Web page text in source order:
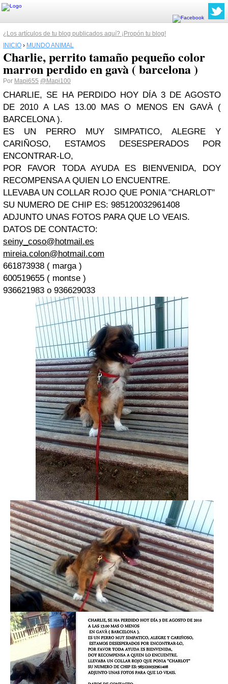
¿Los artículos de tu blog publicados aquí? ¡Propón tu blog!
INICIO › MUNDO ANIMAL
Charlie, perrito tamaño pequeño color
Por Mapi655 @Mapi100
CHARLIE, SE HA PERDIDO HOY DÍA 3 DE AGOSTO
DE 2010 A LAS 13.00 MAS O MENOS EN GAVÀ (
BARCELONA ).
ES UN PERRO MUY SIMPATICO, ALEGRE Y
CARIÑOSO, ESTAMOS DESESPERADOS POR
ENCONTRAR-LO,
POR FAVOR TODA AYUDA ES BIENVENIDA, DOY
RECOMPENSA A QUIEN LO ENCUENTRE.
LLEVABA UN COLLAR ROJO QUE PONIA "CHARLOT"
SU NUMERO DE CHIP ES: 985120032961408
ADJUNTO UNAS FOTOS PARA QUE LO VEAIS.
DATOS DE CONTACTO:
seiny_coso@hotmail.es
mireia.colon@hotmail.com
661873938 ( marga )
600519655 ( montse )
936621983 o 936629033